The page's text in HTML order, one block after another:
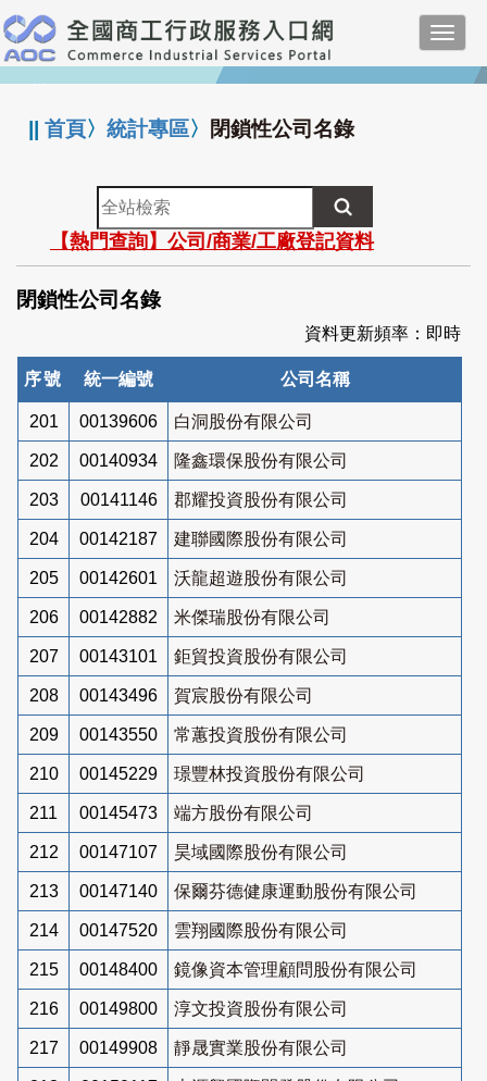
跳
到
主
要
:::
||首頁〉統計專區〉 閉鎖性公司名錄
全
站
檢
索
【熱門查詢】公司/商業/工廠登記資料
閉鎖性公司名錄
資料更新頻率：即時
序號 統一編號 公司名稱
201 00139606 白洞股份有限公司
202 00140934 隆鑫環保股份有限公司
203 00141146 郡耀投資股份有限公司
204 00142187 建聯國際股份有限公司
205 00142601 沃龍超遊股份有限公司
206 00142882 米傑瑞股份有限公司
207 00143101 鉅貿投資股份有限公司
208 00143496 賀宸股份有限公司
209 00143550 常蕙投資股份有限公司
210 00145229 璟豐林投資股份有限公司
211 00145473 端方股份有限公司
212 00147107 昊域國際股份有限公司
213 00147140 保爾芬德健康運動股份有限公司
214 00147520 雲翔國際股份有限公司
215 00148400 鏡像資本管理顧問股份有限公司
216 00149800 淳文投資股份有限公司
217 00149908 靜晟實業股份有限公司